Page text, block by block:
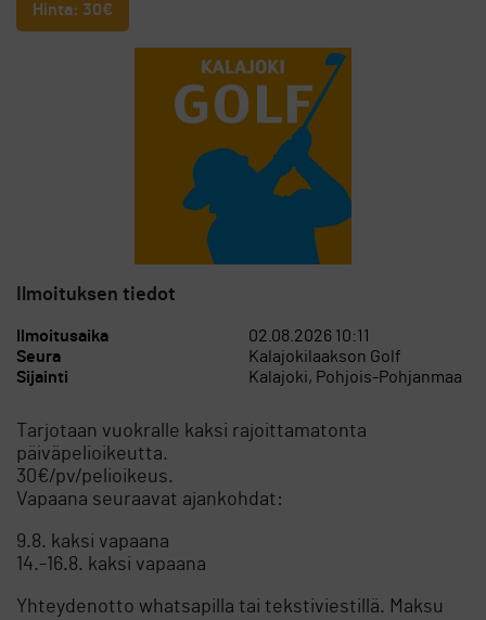
Hinta: 30€
Ilmoituksen tiedot
Ilmoitusaika
02.08.2026 10:11
Seura
Kalajokilaakson Golf
Sijainti
Kalajoki, Pohjois-Pohjanmaa
Tarjotaan vuokralle kaksi rajoittamatonta
päiväpelioikeutta.
30€/pv/pelioikeus.
Vapaana seuraavat ajankohdat:
9.8. kaksi vapaana
14.-16.8. kaksi vapaana
Yhteydenotto whatsapilla tai tekstiviestillä. Maksu